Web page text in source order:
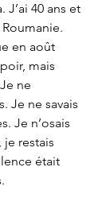
J’ai 40 ans et
en août
mais
ne
Je ne savais
Je n’osais
je restais
était